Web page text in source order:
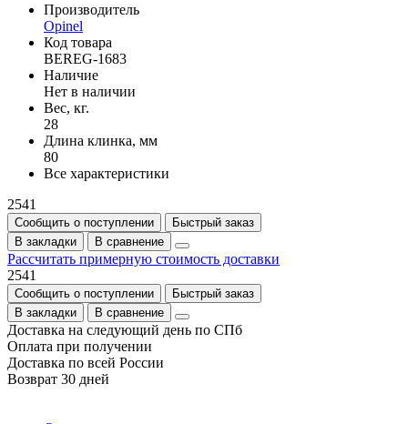
Производитель
Opinel
Код товара
BEREG-1683
Наличие
Нет в наличии
Вес, кг.
28
Длина клинка, мм
80
Все характеристики
2541
Сообщить о поступлении
Быстрый заказ
В закладки
В сравнение
Рассчитать примерную стоимость доставки
2541
Сообщить о поступлении
Быстрый заказ
В закладки
В сравнение
Доставка на следующий день по СПб
Оплата при получении
Доставка по всей России
Возврат 30 дней